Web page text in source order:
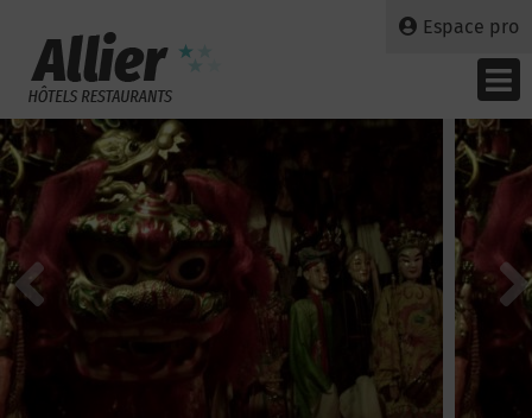
Espace pro